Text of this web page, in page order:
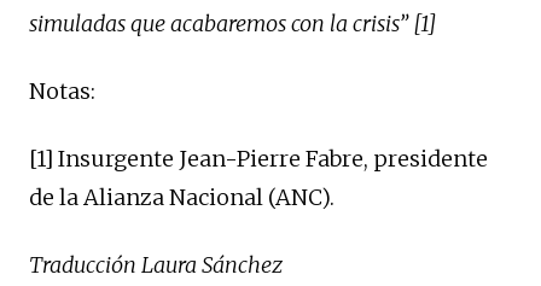
simuladas que acabaremos con la crisis” [1]
Notas:
[1] Insurgente Jean-Pierre Fabre, presidente
de la Alianza Nacional (ANC).
Traducción Laura Sánchez